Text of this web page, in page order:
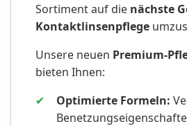
Sortiment auf die nächste
Kontaktlinsenpflege
Unsere neuen Premium-
bieten Ihnen:
✔
Optimierte Formeln: